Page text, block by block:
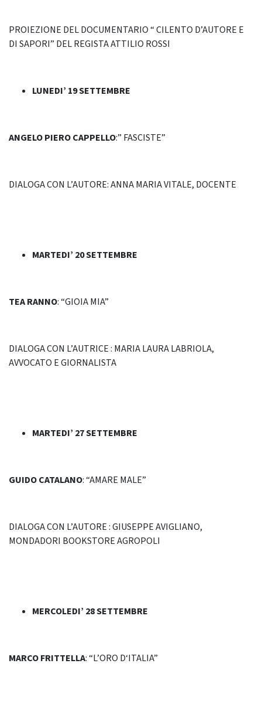
PROIEZIONE DEL DOCUMENTARIO “ CILENTO D’AUTORE E
DI SAPORI” DEL REGISTA ATTILIO ROSSI
LUNEDI’ 19 SETTEMBRE
ANGELO PIERO CAPPELLO:” FASCISTE”
DIALOGA CON L’AUTORE: ANNA MARIA VITALE, DOCENTE
MARTEDI’ 20 SETTEMBRE
TEA RANNO: “GIOIA MIA”
DIALOGA CON L’AUTRICE : MARIA LAURA LABRIOLA,
AVVOCATO E GIORNALISTA
MARTEDI’ 27 SETTEMBRE
GUIDO CATALANO: “AMARE MALE”
DIALOGA CON L’AUTORE : GIUSEPPE AVIGLIANO,
MONDADORI BOOKSTORE AGROPOLI
MERCOLEDI’ 28 SETTEMBRE
MARCO FRITTELLA: “L’ORO D‘ITALIA”